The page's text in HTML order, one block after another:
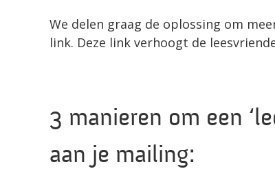
We delen graag de oplossing om
link. Deze link verhoogt de
3 manieren om een
aan je mailing: